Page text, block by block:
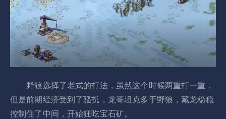
野狼选择了老式的打法，虽然这个时候两重打一重，
但是前期经济受到了骚扰，龙哥坦克多于野狼，藏龙稳稳
控制住了中间，开始狂吃宝石矿。